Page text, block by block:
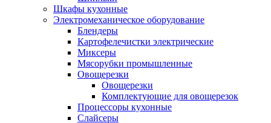
Шкафы кухонные
Электромеханическое оборудование
Блендеры
Картофелечистки электрические
Миксеры
Мясорубки промышленные
Овощерезки
Овощерезки
Комплектующие для овощерезок
Процессоры кухонные
Слайсеры